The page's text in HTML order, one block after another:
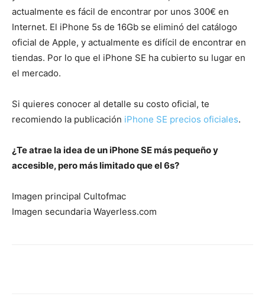
actualmente es fácil de encontrar por unos 300€ en
Internet. El iPhone 5s de 16Gb se eliminó del catálogo
oficial de Apple, y actualmente es difícil de encontrar en
tiendas. Por lo que el iPhone SE ha cubierto su lugar en
el mercado.
Si quieres conocer al detalle su costo oficial, te
recomiendo la publicación iPhone SE precios oficiales.
¿Te atrae la idea de un iPhone SE más pequeño y
accesible, pero más limitado que el 6s?
Imagen principal Cultofmac
Imagen secundaria Wayerless.com